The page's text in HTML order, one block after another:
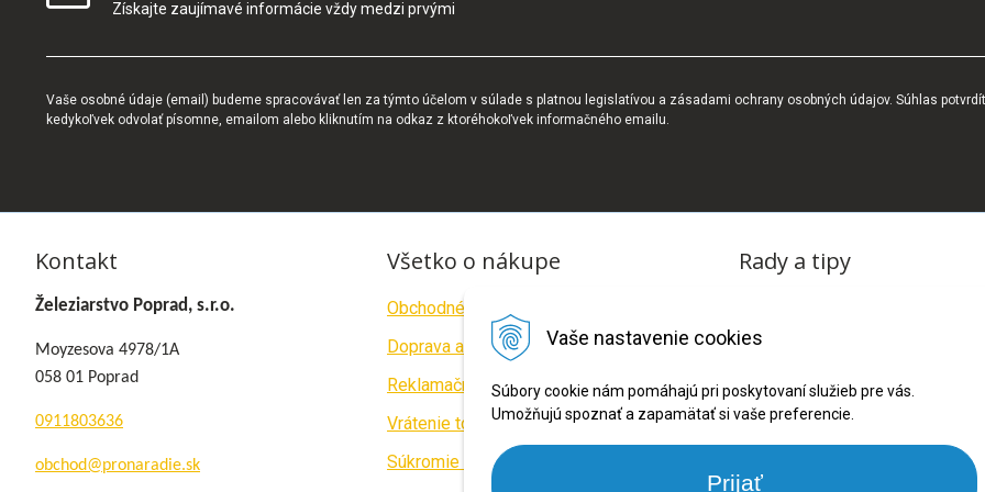
Vaše nastavenie cookies
Súbory cookie nám pomáhajú pri poskytovaní služieb pre vás.
Umožňujú spoznať a zapamätať si vaše preferencie.
Prijať
Získajte zaujímavé informácie vždy medzi prvými
Vaše osobné údaje (email) budeme spracovávať len za týmto účelom v súlade s platnou legislatívou a zásadami ochrany osobných údajov. Súhlas
kedykoľvek odvolať písomne, emailom alebo kliknutím na odkaz z ktoréhokoľvek informačného emailu.
Kontakt
Železiarstvo Poprad, s.r.o.
Moyzesova 4978/1A
058 01 Poprad
0911803636
obchod@pronaradie.sk
Všetko o nákupe
Obchodné podmienky
Doprava a platba
Reklamačný poriadok
Vrátenie tovaru
Súkromie a cookies
Rady a tipy